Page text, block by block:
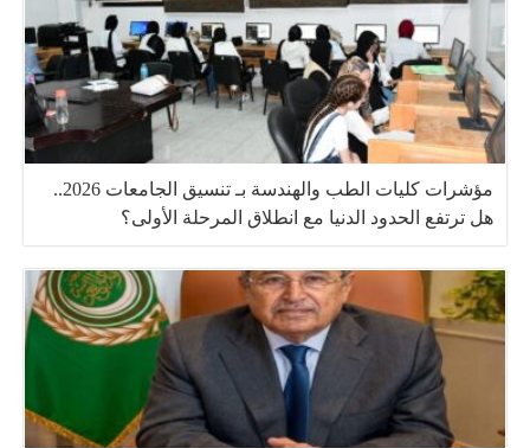
مؤشرات كليات الطب والهندسة بـ تنسيق الجامعات 2026..
هل ترتفع الحدود الدنيا مع انطلاق المرحلة الأولى؟